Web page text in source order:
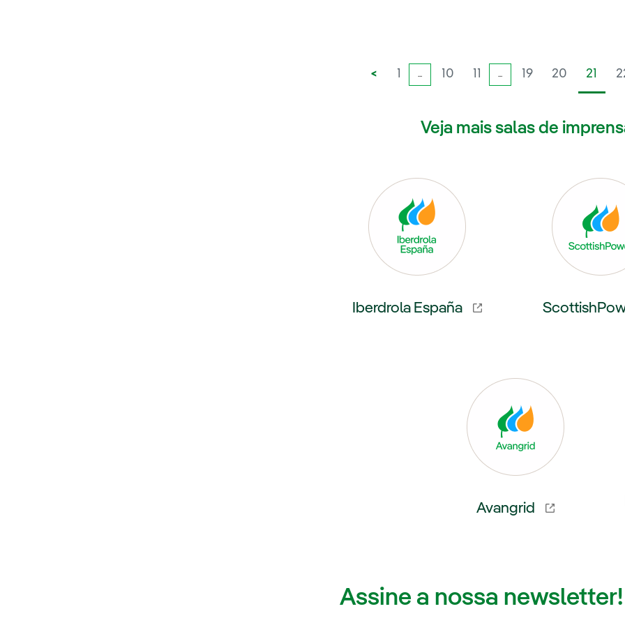
< 1 ... 10 11 ... 19 20 21
Veja mais salas de
Iberdrola España Link externo, abra
Avangrid
Assine a nossa newsletter!